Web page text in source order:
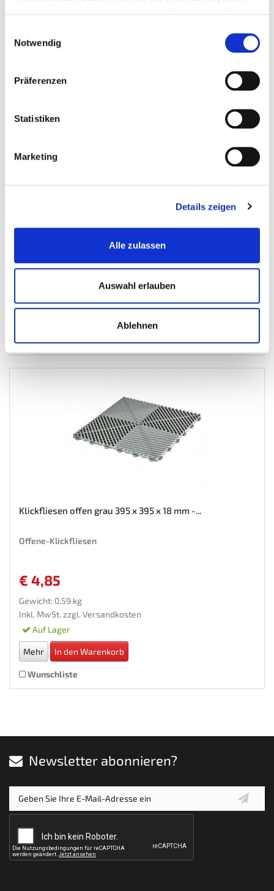
Notwendig
Präferenzen
Statistiken
Marketing
Details zeigen
Alle zulassen
Auswahl erlauben
Ablehnen
Gewicht: 0.108 kg
Versandkosten
Wunschliste
Klickfliesen offen grau 395 x 395 x 18 mm -...
Offene-Klickfliesen
€ 4,85
Gewicht: 0.59 kg
Inkl. MwSt. zzgl. Versandkosten
Auf Lager
Mehr In den Warenkorb
Wunschliste
Newsletter abonnieren?